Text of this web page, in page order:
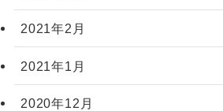
2021年2月
2021年1月
2020年12月